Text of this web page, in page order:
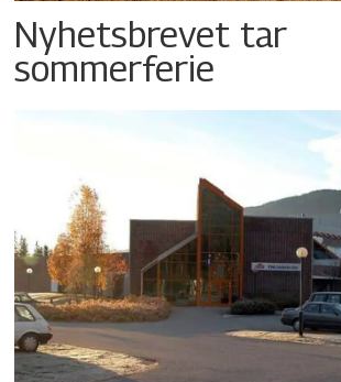
Nyhetsbrevet tar
sommerferie